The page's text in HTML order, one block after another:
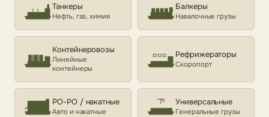
Танкеры
Нефть, газ, химия
Балкеры
Навалочные грузы
Контейнеровозы
Линейные
контейнеры
Рефрижераторы
Скоропорт
РО-РО / накатные
Авто и накатные
Универсальные
Генеральные грузы